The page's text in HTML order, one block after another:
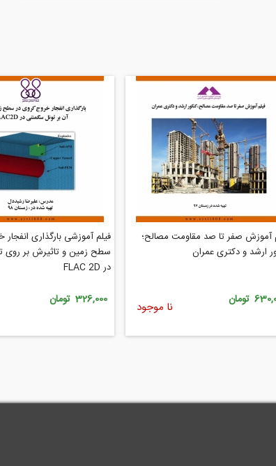
آموزش صفر تا صد مقاومت مصالح؛
ارشد و دکتری عمران
تومان نا موجود
فیلم آموزشی بارگذاری
سطح زمین و تاثیرش بر روی
در FLAC 2D
326,000 تومان